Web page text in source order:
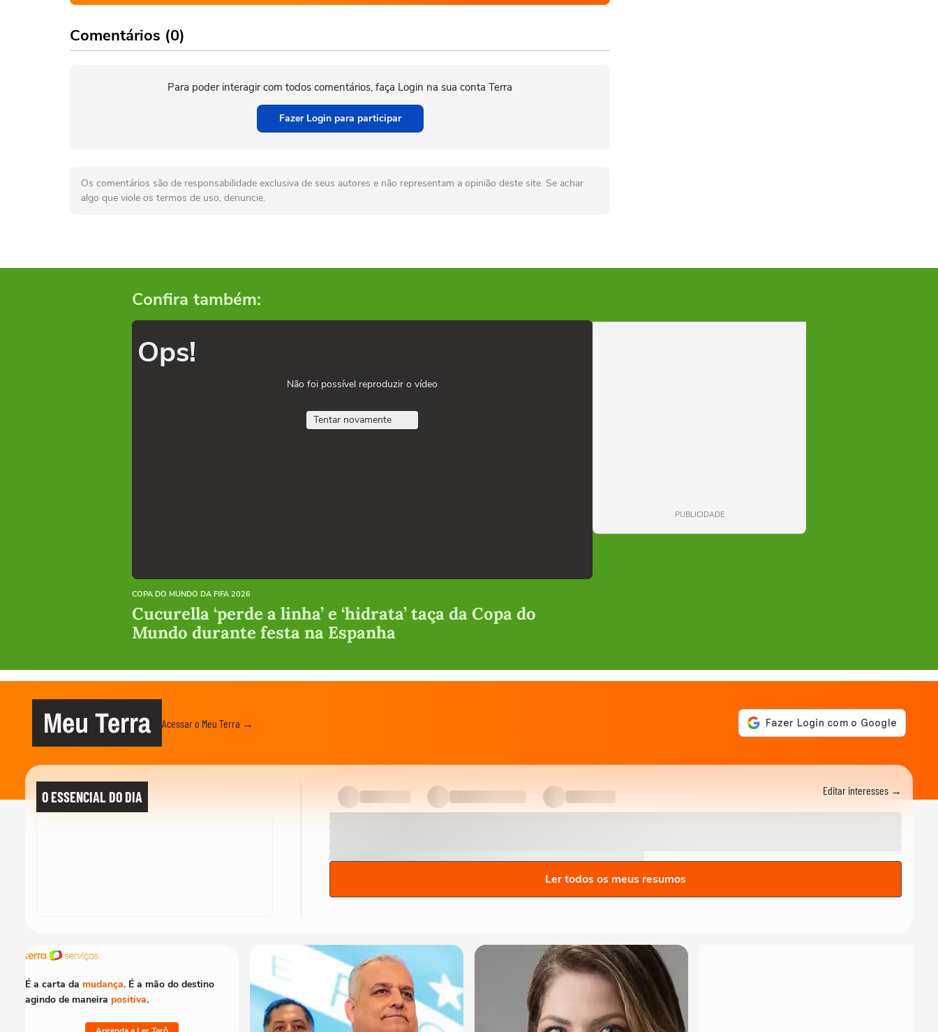
Comentários (0)
Para poder interagir com todos comentários, faça Login na sua conta Terra
Fazer Login para participar
Os comentários são de responsabilidade exclusiva de seus autores e não representam a opinião deste site. Se achar
algo que viole os termos de uso, denuncie.
Confira também:
Ops!
Não foi possível reproduzir o vídeo
Tentar novamente
COPA DO MUNDO DA FIFA 2026
Cucurella ‘perde a linha’ e ‘hidrata’ taça da Copa do
Mundo durante festa na Espanha
PUBLICIDADE
Meu Terra Acessar o Meu Terra →
O ESSENCIAL DO DIA Editar interesses →
Ler todos os meus resumos
É a carta da mudança. É a mão do destino
agindo de maneira positiva.